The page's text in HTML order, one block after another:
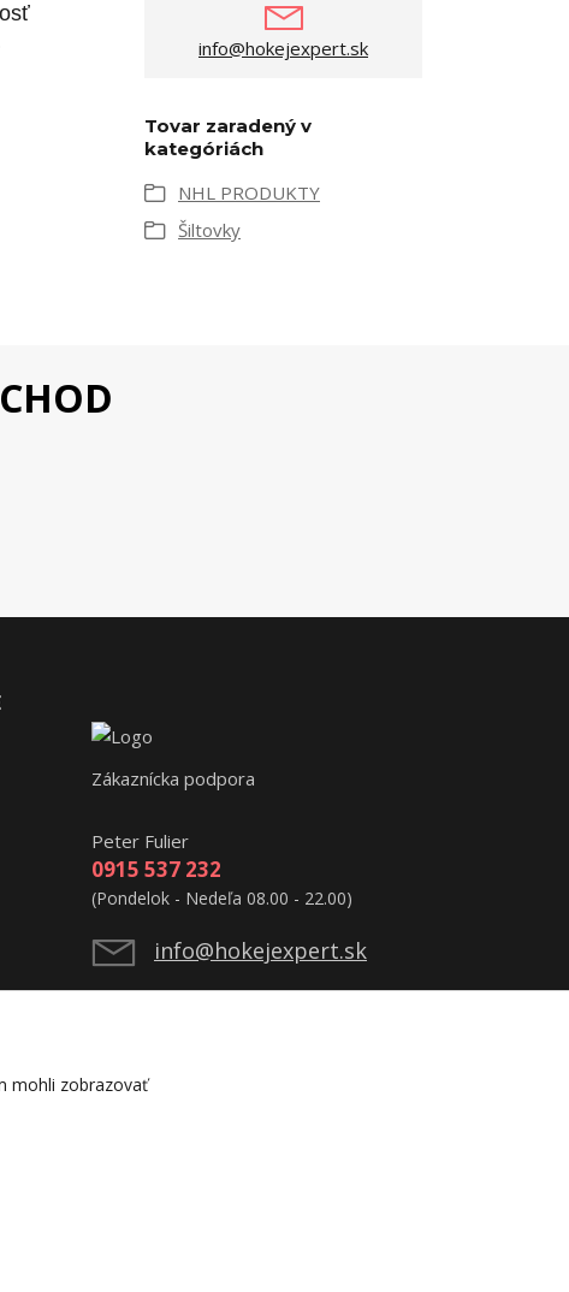
info@hokejexpert.sk
Tovar zaradený v
kategóriách
NHL PRODUKTY
Šiltovky
Zákaznícka podpora
Peter Fulier
0915 537 232
(Pondelok - Nedeľa 08.00 - 22.00)
info@hokejexpert.sk
mohli zobrazovať